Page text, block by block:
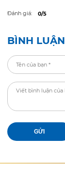
Đánh giá: 0/5
BÌNH LUẬN
GỬI